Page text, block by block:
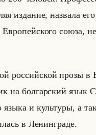
из­да­ние, на­зва­ла
союза,
рос­сийской прозы
на бол­гар­ский язык
языка и культу­ры, а
в Ле­нин­гра­де.